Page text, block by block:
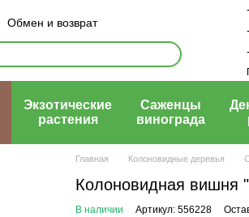
Обмен и возврат
Экзотические
растения
Саженцы
винограда
Главная Колоновидные деревья
Колоновидная вишня
В наличии Артикул: 556228